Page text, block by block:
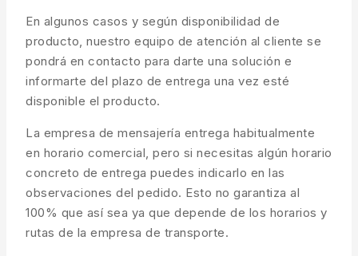
En algunos casos y según disponibilidad de
producto, nuestro equipo de atención al cliente se
pondrá en contacto para darte una solución e
informarte del plazo de entrega una vez esté
disponible el producto.
La empresa de mensajería entrega habitualmente
en horario comercial, pero si necesitas algún horario
concreto de entrega puedes indicarlo en las
observaciones del pedido. Esto no garantiza al
100% que así sea ya que depende de los horarios y
rutas de la empresa de transporte.